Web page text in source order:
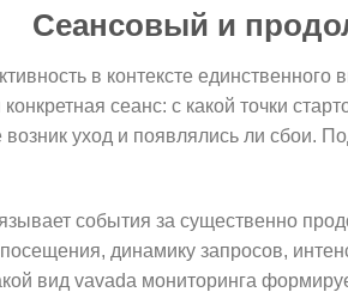
Сеансовый и
в контексте
сеанс: с какой точки
уход и появлялись ли сбои.
события за существенно
динамику запросов,
вид vavada мониторинга